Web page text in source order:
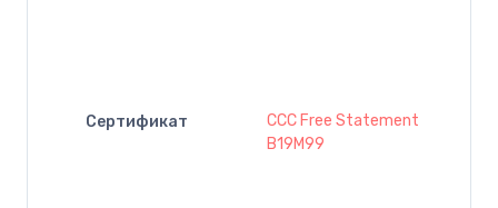
Сертификат
CCC Free Statement
B19M99